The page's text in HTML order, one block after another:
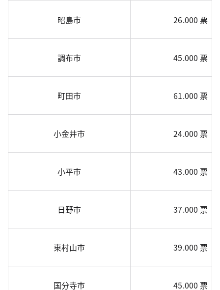
昭島市 26.000 票
調布市 45.000 票
町田市 61.000 票
小金井市 24.000 票
小平市 43.000 票
日野市 37.000 票
東村山市 39.000 票
国分寺市 45.000 票